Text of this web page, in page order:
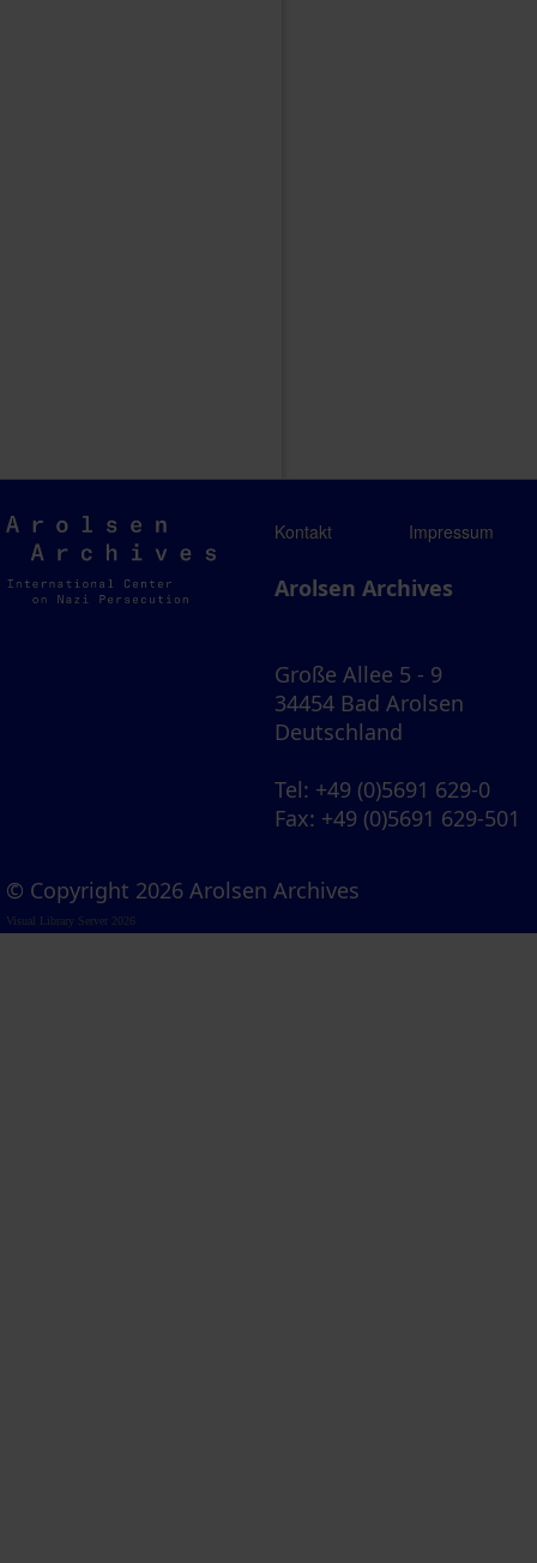
Arolsen
Archives
Kontakt Impressum
Arolsen Archives
Große Allee 5 - 9
34454 Bad Arolsen
Deutschland
Tel: +49 (0)5691 629-0
Fax: +49 (0)5691 629-501
© Copyright 2026 Arolsen Archives
Visual Library Server 2026